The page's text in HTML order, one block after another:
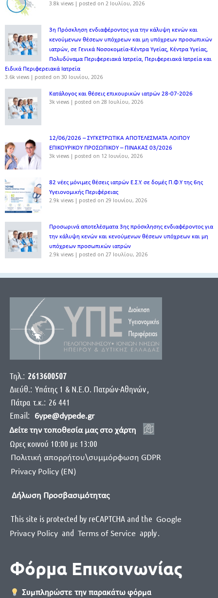
3.8k views | posted on 2 Ιουλίου, 2026
3η Πρόσκληση ενδιαφέροντος για την κάλυψη κενών και
κενούμενων θέσεων υπόχρεων και μη υπόχρεων προσωπικών
ιατρών, σε Γενικά Νοσοκομεία-Κέντρα Υγείας, Κέντρα Υγείας,
Πολυδύναμα Περιφερειακά Ιατρεία, Περιφερειακά Ιατρεία και
Ειδικά Περιφερειακά Ιατρεία
3.6k views | posted on 30 Ιουνίου, 2026
Κατάλογος και θέσεις επικουρικών ιατρών 28-07-2026
3k views | posted on 28 Ιουλίου, 2026
12/06/2026 – ΣΥΓΚΕΤΡΩΤΙΚΑ ΑΠΟΤΕΛΕΣΜΑΤΑ ΛΟΙΠΟΥ
ΕΠΙΚΟΥΡΙΚΟΥ ΠΡΟΣΩΠΙΚΟΥ – ΠΙΝΑΚΑΣ 03/2026
3k views | posted on 12 Ιουνίου, 2026
82 νέες μόνιμες θέσεις ιατρών Ε.Σ.Υ. σε δομές Π.Φ.Υ της 6ης
Υγειονομικής Περιφέρειας
2.9k views | posted on 29 Ιουνίου, 2026
Προσωρινά αποτελέσματα 3ης πρόσκλησης ενδιαφέροντος για
την κάλυψη κενών και κενούμενων θέσεων υπόχρεων και μη
υπόχρεων προσωπικών ιατρών
2.9k views | posted on 27 Ιουλίου, 2026
Τηλ.: 2613600507
Διεύθ.: Yπάτης 1 & Ν.Ε.Ο. Πατρών-Αθηνών,
Πάτρα τ.κ.: 26 441
Email:
6ype@dypede.gr
Δείτε την τοποθεσία μας στο χάρτη
Ωρες κοινού 10:00 με 13:00
Πολιτική απορρήτου\συμμόρφωση GDPR
Privacy Policy (EN)
Δήλωση Προσβασιμότητας
This site is protected by reCAPTCHA and the Google
Privacy Policy and Terms of Service apply.
Φόρμα Επικοινωνίας
Συμπληρώστε την παρακάτω φόρμα